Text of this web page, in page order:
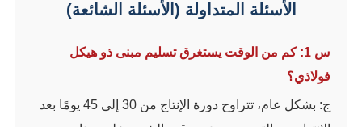
مبنى فولاذي عام
الهيكل الصلب الجاهزة
الأسئلة المتداولة (الأسئلة الشائعة)
س 1: كم من الوقت يستغرق تسليم مبنى ذو هيكل
فولاذي؟
ج: بشكل عام، تتراوح دورة الإنتاج من 30 إلى 45 يومًا بعد